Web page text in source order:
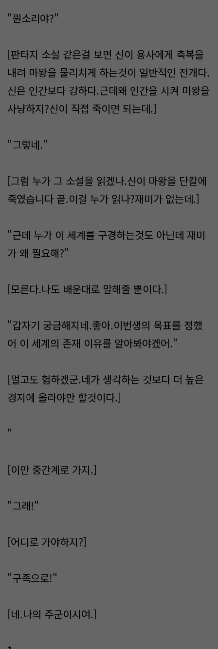
"뭔소리야?"
[판타지 소설 같은걸 보면 신이 용사에게 축복을
내려 마왕을 물리치게 하는것이 일반적인 전개다.
신은 인간보다 강하다.근데왜 인간을 시켜 마왕을
사냥하지?신이 직접 죽이면 되는데.]
"그렇네."
[그럼 누가 그 소설을 읽겠나.신이 마왕을 단칼에
죽였습니다 끝.이걸 누가 읽나?재미가 없는데.]
"근데 누가 이 세계를 구경하는것도 아닌데 재미
가 왜 필요해?"
[모른다.나도 배운대로 말해줄 뿐이다.]
"갑자기 궁금해지네.좋아.이번생의 목표를 정했
어 이 세계의 존재 이유를 알아봐야겠어."
[멀고도 험하겠군.네가 생각하는 것보다 더 높은
경지에 올라야만 할것이다.]
"
[이만 중간계로 가지.]
"그래!"
[어디로 가야하지?]
"구족으로!"
[네.나의 주군이시여.]